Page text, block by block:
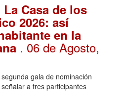
Casa de los
2026: así
en la
. 06 de Agosto,
gala de nominación
a tres participantes